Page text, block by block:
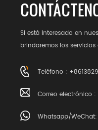
Si está interesado en
brindaremos los
Teléfono :
Correo electrónico :
Whatsapp/WeChat: